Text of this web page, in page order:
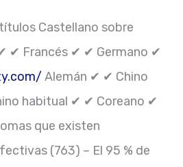
Castellano sobre
✔ Francés ✔ ✔ Germano ✔
Alemán ✔ ✔ Chino
habitual ✔ ✔ Coreano ✔
que existen
(763) – El 95 % de